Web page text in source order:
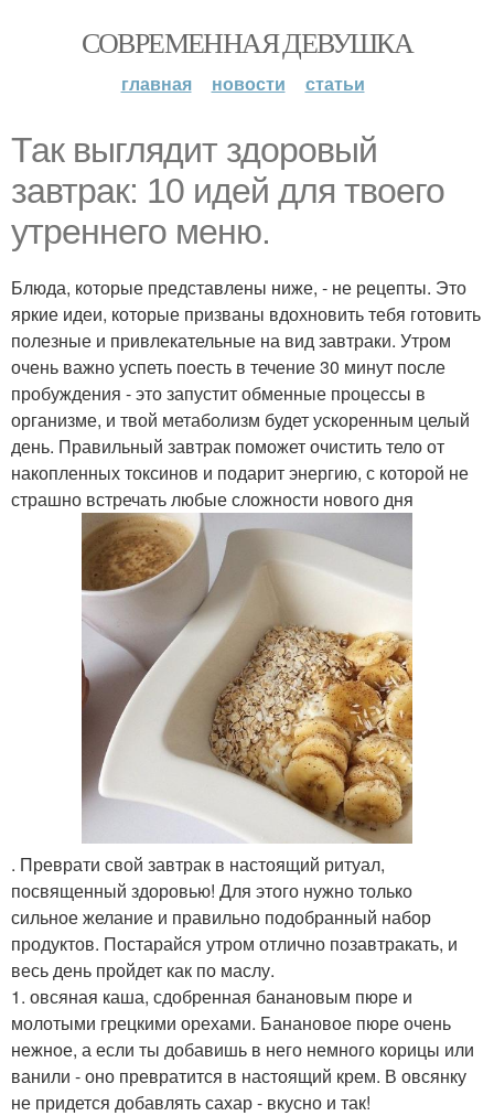
СОВРЕМЕННАЯ ДЕВУШКА
главная новости статьи
Так выглядит здоровый
завтрак: 10 идей для твоего
утреннего меню.
Блюда, которые представлены ниже, - не рецепты. Это
яркие идеи, которые призваны вдохновить тебя готовить
полезные и привлекательные на вид завтраки. Утром
очень важно успеть поесть в течение 30 минут после
пробуждения - это запустит обменные процессы в
организме, и твой метаболизм будет ускоренным целый
день. Правильный завтрак поможет очистить тело от
накопленных токсинов и подарит энергию, с которой не
страшно встречать любые сложности нового дня
. Преврати свой завтрак в настоящий ритуал,
посвященный здоровью! Для этого нужно только
сильное желание и правильно подобранный набор
продуктов. Постарайся утром отлично позавтракать, и
весь день пройдет как по маслу.
1. овсяная каша, сдобренная банановым пюре и
молотыми грецкими орехами. Банановое пюре очень
нежное, а если ты добавишь в него немного корицы или
ванили - оно превратится в настоящий крем. В овсянку
не придется добавлять сахар - вкусно и так!